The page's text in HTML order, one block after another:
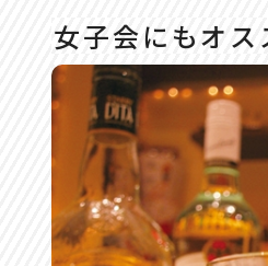
女子会にもオ